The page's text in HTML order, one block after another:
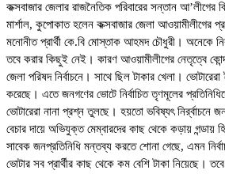
কক্সবাজার জেলার রাজনৈতিক পরিবারের সন্তান আ’লীগের
মার্শাল, কুপোকাত হলেন কক্সবাজার জেলা আওয়ামীলীগের
মনোনীত প্রার্থী কে.বি মোস্তাক আহমদ চৌধুরী। অনেকে
তবে করার কিছুই নেই। কারণ আওয়ামীলীগের নেতৃত্বে
জেলা পরিষদ নির্বাচনে। সাথে ছিল টাকার খেলা।
করেছে। এতে জনগণের ভোটে নির্বাচিত তৃণমূলের
ভোটারেরা নানা প্রশ্ন তুলছে। হয়তো ভবিষ্যৎ নির্র্বাচনে
বেচার দায়ে অভিযুক্ত মেম্বারদের কাছ থেকে কড়ায় গন্ডায়
সাবেক জনপ্রতিনিধি মন্তব্য করতে শোনা গেছে, এমন
ভোটার সব প্রার্থীর কাছ থেকে কম বেশি টাকা নিয়েছে। তবে